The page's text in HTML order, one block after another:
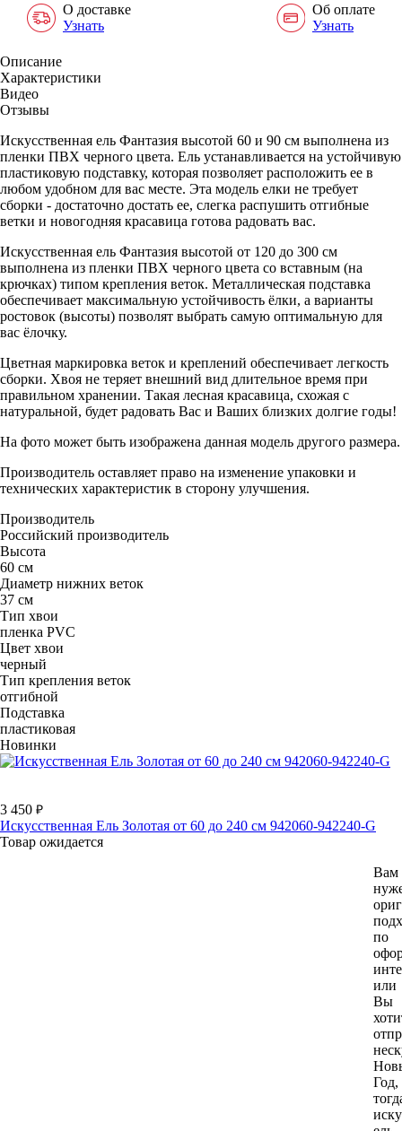
О доставке
Узнать
Об оплате
Узнать
Описание
Характеристики
Видео
Отзывы
Искусственная ель Фантазия высотой 60 и 90 см выполнена из
пленки ПВХ черного цвета. Ель устанавливается на устойчивую
пластиковую подставку, которая позволяет расположить ее в
любом удобном для вас месте. Эта модель елки не требует
сборки - достаточно достать ее, слегка распушить отгибные
ветки и новогодняя красавица готова радовать вас.
Искусственная ель Фантазия высотой от 120 до 300 см
выполнена из пленки ПВХ черного цвета со вставным (на
крючках) типом крепления веток. Металлическая подставка
обеспечивает максимальную устойчивость ёлки, а варианты
ростовок (высоты) позволят выбрать самую оптимальную для
вас ёлочку.
Цветная маркировка веток и креплений обеспечивает легкость
сборки. Хвоя не теряет внешний вид длительное время при
правильном хранении. Такая лесная красавица, схожая с
натуральной, будет радовать Вас и Ваших близких долгие годы!
На фото может быть изображена данная модель другого размера.
Производитель оставляет право на изменение упаковки и
технических характеристик в сторону улучшения.
Производитель
Российский производитель
Высота
60 см
Диаметр нижних веток
37 см
Тип хвои
пленка PVC
Цвет хвои
черный
Тип крепления веток
отгибной
Подставка
пластиковая
Новинки
3 450
Искусственная Ель Золотая от 60 до 240 см 942060-942240-G
Товар ожидается
Вам
по
или
Вы
Год,